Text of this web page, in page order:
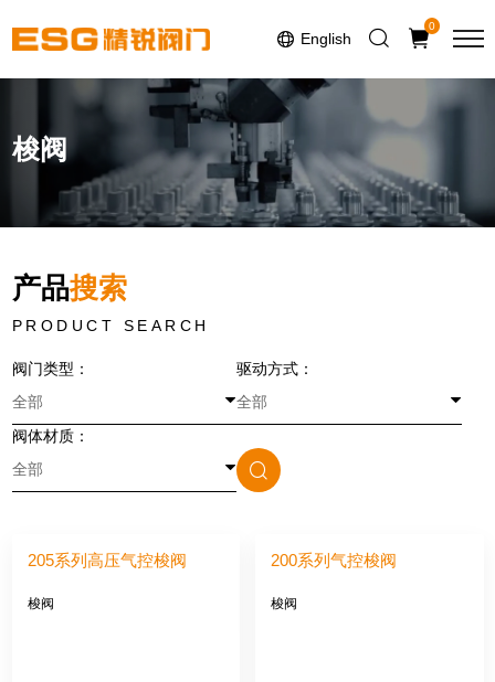
English
0
梭阀
产品搜索
PRODUCT SEARCH
阀门类型： 驱动方式：
阀体材质：
205系列高压气控梭阀
梭阀
200系列气控梭阀
梭阀